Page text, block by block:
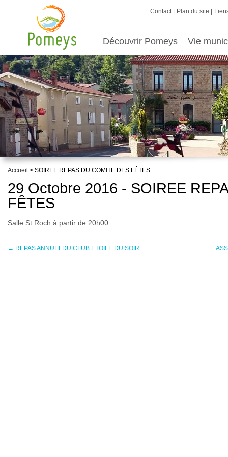
Contact Plan du site
Découvrir Pomeys Vie
Accueil > SOIREE REPAS DU COMITE DES FÊTES
29 Octobre 2016 - SOIREE
FÊTES
Salle St Roch à partir de 20h00
← REPAS ANNUELDU CLUB ETOILE DU SOIR